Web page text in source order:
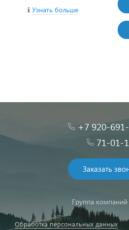
Узнать больше
+7 920-
71-01-
Заказать
Группа
Обработка персональных данных